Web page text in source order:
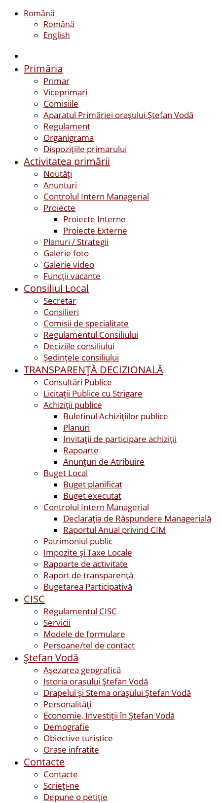
Română
Română
English
Primăria
Primar
Viceprimari
Comisiile
Aparatul Primăriei orașului Ștefan Vodă
Regulament
Organigrama
Dispozițiile primarului
Activitatea primării
Noutăți
Anunturi
Controlul Intern Managerial
Proiecte
Proiecte Interne
Proiecte Externe
Planuri / Strategii
Galerie foto
Galerie video
Funcții vacante
Consiliul Local
Secretar
Consilieri
Comisii de specialitate
Regulamentul Consiliului
Deciziile consiliului
Ședințele consiliului
TRANSPARENȚĂ DECIZIONALĂ
Consultări Publice
Licitații Publice cu Strigare
Achiziţii publice
Buletinul Achizițiilor publice
Planuri
Invitaţii de participare achiziții
Rapoarte
Anunțuri de Atribuire
Buget Local
Buget planificat
Buget executat
Controlul Intern Managerial
Declarația de Răspundere Managerială
Raportul Anual privind CIM
Patrimoniul public
Impozite și Taxe Locale
Rapoarte de activitate
Raport de transparenţă
Bugetarea Participativă
CISC
Regulamentul CISC
Servicii
Modele de formulare
Persoane/tel de contact
Ştefan Vodă
Așezarea geografică
Istoria orasului Ştefan Vodă
Drapelul şi Stema oraşului Ştefan Vodă
Personalităţi
Economie, Investiţii în Ştefan Vodă
Demografie
Obiective turistice
Orase infratite
Contacte
Contacte
Scrieți-ne
Depune o petiție